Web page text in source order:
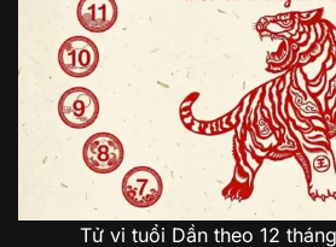
Tử vi tuổi Dần theo 12